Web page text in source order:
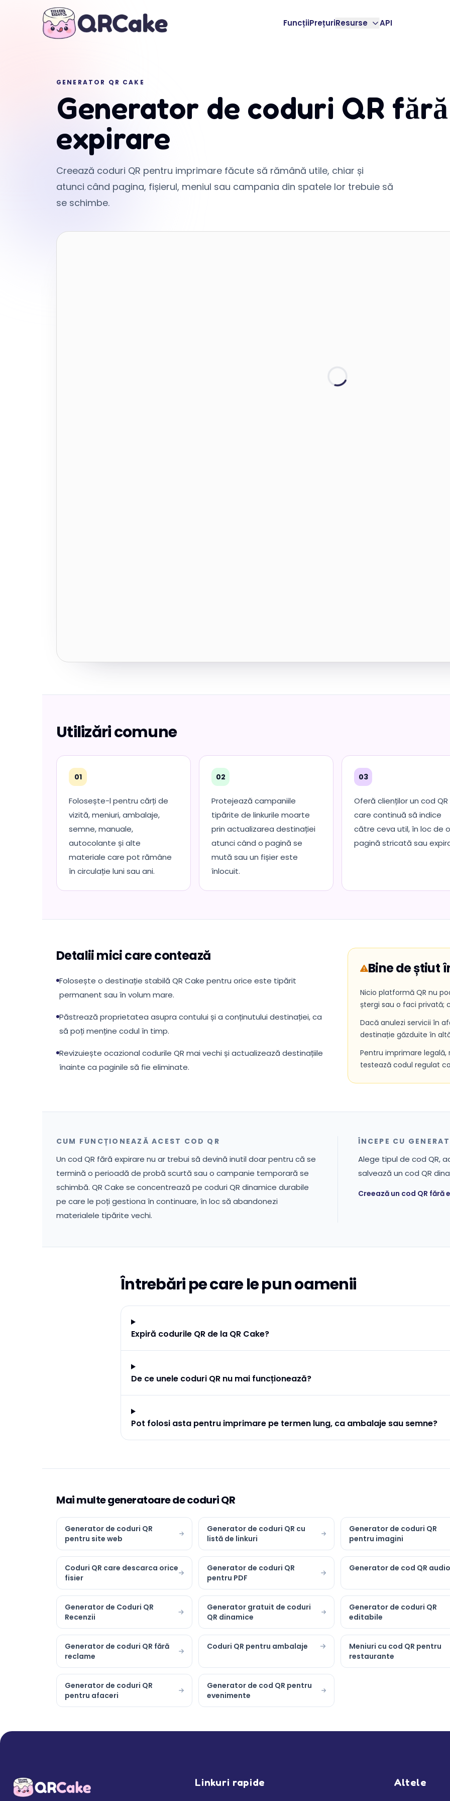
FuncțiiPrețuriResurse API
GENERATOR QR CAKE
Generator de coduri QR fără
expirare
Creează coduri QR pentru imprimare făcute să rămână utile, chiar și
atunci când pagina, fișierul, meniul sau campania din spatele lor trebuie să
se schimbe.
Utilizări comune
01
Folosește-l pentru cărți de
vizită, meniuri, ambalaje,
semne, manuale,
autocolante și alte
materiale care pot rămâne
în circulație luni sau ani.
02
Protejează campaniile
tipărite de linkurile moarte
prin actualizarea destinației
atunci când o pagină se
mută sau un fișier este
înlocuit.
03
Oferă clienților un cod QR
care continuă să indice
către ceva util, în loc de o
pagină stricată sau
Detalii mici care contează
Folosește o destinație stabilă QR Cake pentru orice este tipărit
permanent sau în volum mare.
Păstrează proprietatea asupra contului și a conținutului destinației, ca
să poți menține codul în timp.
Revizuiește ocazional codurile QR mai vechi și actualizează destinațiile
înainte ca paginile să fie eliminate.
Bine de știut
Nicio platformă QR nu
ștergi sau o faci privată;
Dacă anulezi servicii în
destinație găzduite în
Pentru imprimare
testează codul regulat
CUM FUNCȚIONEAZĂ ACEST COD QR
Un cod QR fără expirare nu ar trebui să devină inutil doar pentru că se
termină o perioadă de probă scurtă sau o campanie temporară se
schimbă. QR Cake se concentrează pe coduri QR dinamice durabile
pe care le poți gestiona în continuare, în loc să abandonezi
materialele tipărite vechi.
ÎNCEPE CU
Alege tipul de cod QR,
salvează un cod QR
Creează un cod QR fără
Întrebări pe care le pun oamenii
Expiră codurile QR de la QR Cake?
De ce unele coduri QR nu mai funcționează?
Pot folosi asta pentru imprimare pe termen lung, ca ambalaje sau semne?
Mai multe generatoare de coduri QR
Generator de coduri QR
pentru site web
Generator de coduri QR cu
listă de linkuri
Generator de coduri QR
pentru imagini
Coduri QR care descarca orice
fisier
Generator de coduri QR
pentru PDF
Generator de cod QR audio
Generator de Coduri QR
Recenzii
Generator gratuit de coduri
QR dinamice
Generator de coduri QR
editabile
Generator de coduri QR fără
reclame
Coduri QR pentru ambalaje
Meniuri cu cod QR pentru
restaurante
Generator de coduri QR
pentru afaceri
Generator de cod QR pentru
evenimente
Linkuri rapide Altele